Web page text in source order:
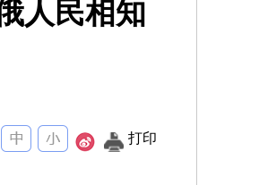
人民相知
打印